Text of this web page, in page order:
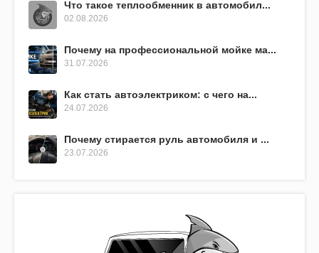
Что такое теплообменник в автомобил...
02.08.2026
Почему на профессиональной мойке ма...
31.07.2026
Как стать автоэлектриком: с чего на...
24.07.2026
Почему стирается руль автомобиля и ...
23.07.2026